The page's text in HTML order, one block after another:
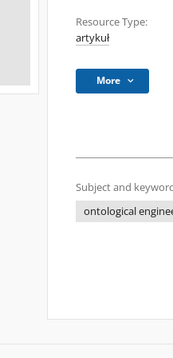
Resource Type:
artykuł
More
Subject and
ontological